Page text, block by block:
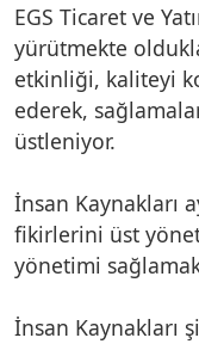
EGS Ticaret ve
yürütmekte
etkinliği, kaliteyi
ederek,
üstleniyor.
İnsan Kaynakları
fikirlerini üst
yönetimi
İnsan Kaynakları